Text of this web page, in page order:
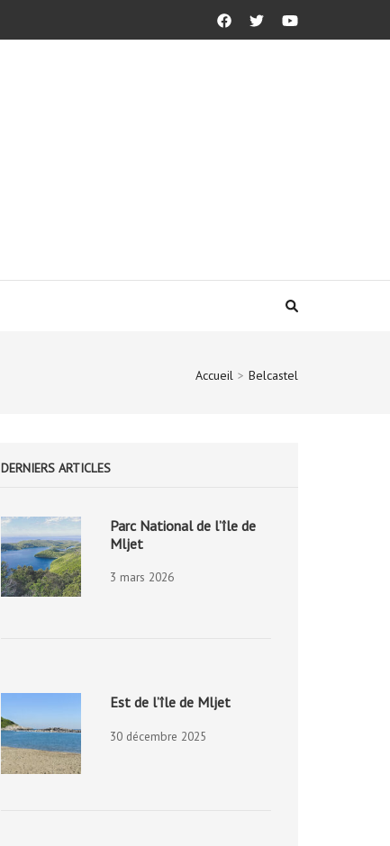
Accueil > Belcastel
DERNIERS ARTICLES
Parc National de l’île de
Mljet
3 mars 2026
Est de l’île de Mljet
30 décembre 2025